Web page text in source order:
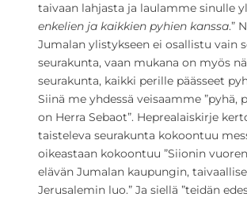
taivaan lahjasta ja laulamme sinulle
enkelien ja kaikkien pyhien kanssa.”
Jumalan ylistykseen ei osallistu vain
seurakunta, vaan mukana on myös
seurakunta, kaikki perille päässeet
Siinä me yhdessä veisaamme ”pyhä,
on Herra Sebaot”. Heprealaiskirje
taisteleva seurakunta kokoontuu
oikeastaan kokoontuu ”Siionin
elävän Jumalan kaupungin,
Jerusalemin luo.” Ja siellä ”teidän